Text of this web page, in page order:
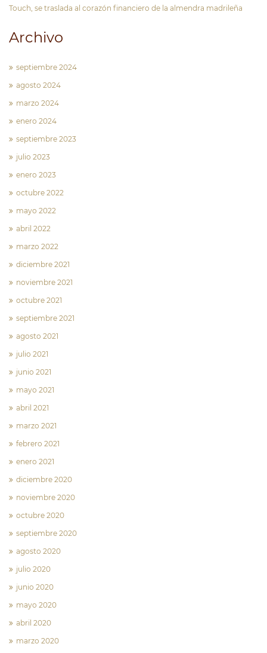
Touch, se traslada al corazón financiero de la almendra madrileña
Archivo
septiembre 2024
agosto 2024
marzo 2024
enero 2024
septiembre 2023
julio 2023
enero 2023
octubre 2022
mayo 2022
abril 2022
marzo 2022
diciembre 2021
noviembre 2021
octubre 2021
septiembre 2021
agosto 2021
julio 2021
junio 2021
mayo 2021
abril 2021
marzo 2021
febrero 2021
enero 2021
diciembre 2020
noviembre 2020
octubre 2020
septiembre 2020
agosto 2020
julio 2020
junio 2020
mayo 2020
abril 2020
marzo 2020